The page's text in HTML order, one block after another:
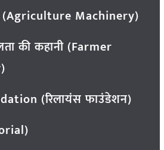
(Agriculture Machinery)
की कहानी (Farmer
(रिलायंस फाउंडेशन)